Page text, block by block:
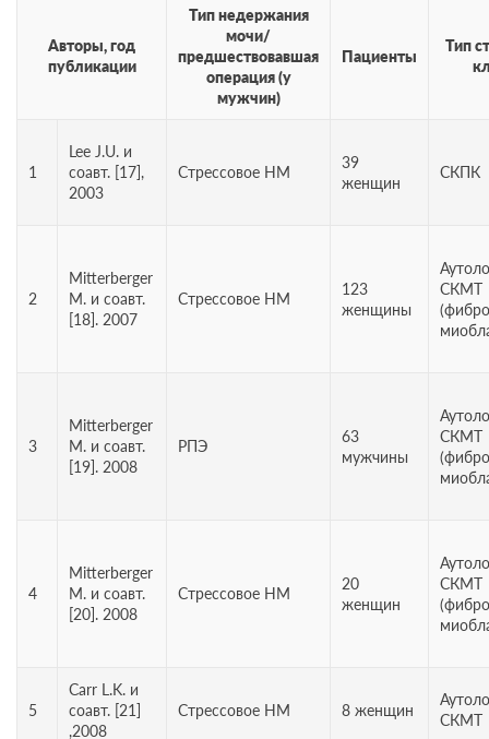
Авторы, год
публикации
Тип недержания
мочи/
предшествовавшая
операция (у
мужчин)
Пациенты
Тип
1
Lee J.U. и
соавт. [17],
2003
Стрессовое НМ
39
женщин
СКПК
2
Mitterberger
М. и соавт.
[18]. 2007
Стрессовое НМ
123
женщины
СКМТ
3
Mitterberger
М. и соавт.
[19]. 2008
РПЭ
63
мужчины
СКМТ
4
Mitterberger
М. и соавт.
[20]. 2008
Стрессовое НМ
20
женщин
СКМТ
5
Carr L.K. и
соавт. [21]
,2008
Стрессовое НМ 8 женщин
СКМТ